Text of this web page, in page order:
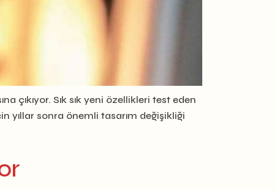
çıkıyor. Sık sık yeni özellikleri test eden
yıllar sonra önemli tasarım değişikliği